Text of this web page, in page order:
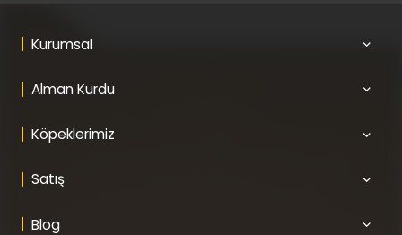
Kurumsal
Alman Kurdu
Köpeklerimiz
Satış
Blog